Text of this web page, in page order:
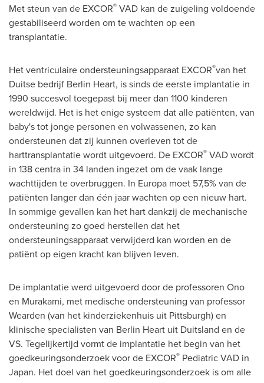
Met steun van de EXCOR® VAD kan de zuigeling voldoende
gestabiliseerd worden om te wachten op een
transplantatie.
Het ventriculaire ondersteuningsapparaat EXCOR®van het
Duitse bedrijf Berlin Heart, is sinds de eerste implantatie in
1990 succesvol toegepast bij meer dan 1100 kinderen
wereldwijd. Het is het enige systeem dat alle patiënten, van
baby's tot jonge personen en volwassenen, zo kan
ondersteunen dat zij kunnen overleven tot de
harttransplantatie wordt uitgevoerd. De EXCOR® VAD wordt
in 138 centra in 34 landen ingezet om de vaak lange
wachttijden te overbruggen. In Europa moet 57,5% van de
patiënten langer dan één jaar wachten op een nieuw hart.
In sommige gevallen kan het hart dankzij de mechanische
ondersteuning zo goed herstellen dat het
ondersteuningsapparaat verwijderd kan worden en de
patiënt op eigen kracht kan blijven leven.
De implantatie werd uitgevoerd door de professoren Ono
en Murakami, met medische ondersteuning van professor
Wearden (van het kinderziekenhuis uit Pittsburgh) en
klinische specialisten van Berlin Heart uit Duitsland en de
VS. Tegelijkertijd vormt de implantatie het begin van het
goedkeuringsonderzoek voor de EXCOR® Pediatric VAD in
Japan. Het doel van het goedkeuringsonderzoek is om alle